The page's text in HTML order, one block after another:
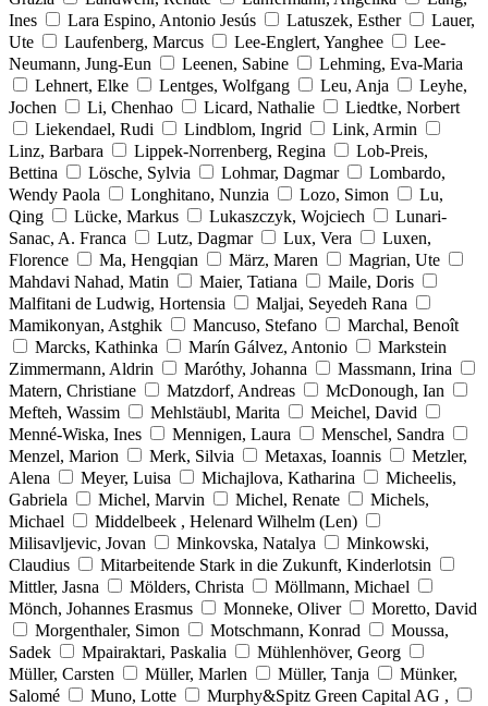
Ines
Lara Espino, Antonio Jesús Latuszek, Esther
Lauer,
Ute
Laufenberg, Marcus Lee-Englert, Yanghee
Lee-
Neumann, Jung-Eun
Leenen, Sabine
Lehming, Eva-Maria
Lehnert, Elke
Lentges, Wolfgang Leu, Anja
Leyhe,
Jochen
Li, Chenhao Licard, Nathalie
Liedtke, Norbert
Liekendael, Rudi
Lindblom, Ingrid
Link, Armin
Linz, Barbara
Lippek-Norrenberg, Regina
Lob-Preis,
Bettina
Lösche, Sylvia Lohmar, Dagmar
Lombardo,
Wendy Paola
Longhitano, Nunzia Lozo, Simon
Lu,
Qing
Lücke, Markus Lukaszczyk, Wojciech
Lunari-
Sanac, A. Franca
Lutz, Dagmar Lux, Vera
Luxen,
Florence
Ma, Hengqian März, Maren
Magrian, Ute
Mahdavi Nahad, Matin
Maier, Tatiana
Maile, Doris
Malfitani de Ludwig, Hortensia
Maljai, Seyedeh Rana
Mamikonyan, Astghik
Mancuso, Stefano
Marchal, Benoît
Marcks, Kathinka
Marín Gálvez, Antonio
Markstein
Zimmermann, Aldrin
Maróthy, Johanna
Massmann, Irina
Matern, Christiane
Matzdorf, Andreas
McDonough, Ian
Mefteh, Wassim
Mehlstäubl, Marita
Meichel, David
Menné-Wiska, Ines
Mennigen, Laura
Menschel, Sandra
Menzel, Marion
Merk, Silvia Metaxas, Ioannis
Metzler,
Alena
Meyer, Luisa Michajlova, Katharina
Micheelis,
Gabriela
Michel, Marvin Michel, Renate
Michels,
Michael
Middelbeek , Helenard Wilhelm (Len)
Milisavljevic, Jovan
Minkovska, Natalya
Minkowski,
Claudius
Mitarbeitende Stark in die Zukunft, Kinderlotsin
Mittler, Jasna
Mölders, Christa
Möllmann, Michael
Mönch, Johannes Erasmus
Monneke, Oliver
Moretto, David
Morgenthaler, Simon
Motschmann, Konrad
Moussa,
Sadek
Mpairaktari, Paskalia
Mühlenhöver, Georg
Müller, Carsten
Müller, Marlen Müller, Tanja
Münker,
Salomé
Muno, Lotte
Murphy&Spitz Green Capital AG ,